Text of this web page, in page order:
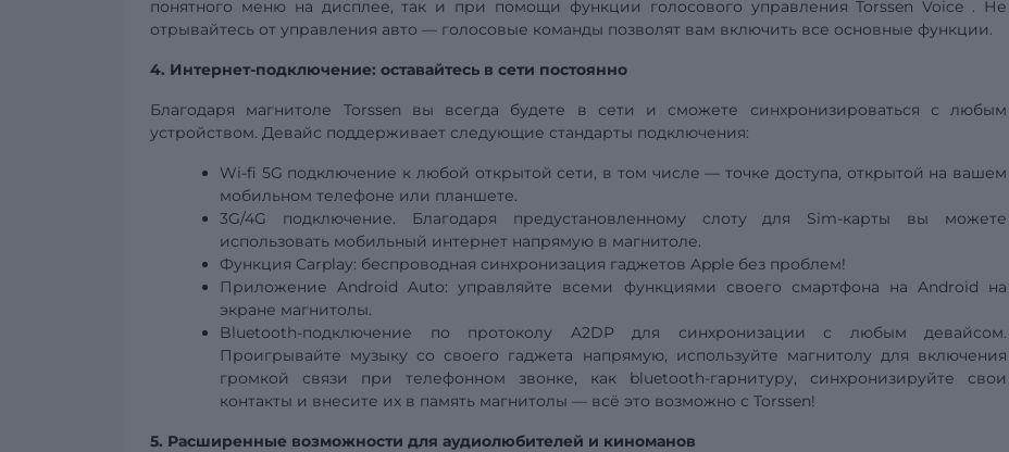
понятного меню на дисплее, так и при помощи функции голосового управленияTorssen Voice . Не
отрывайтесь от управления авто — голосовые команды позволят вам включить все основные функции.
4. Интернет-подключение: оставайтесь в сети постоянно
Благодаря магнитоле Torssen вы всегда будете в сети и сможете синхронизироваться с любым
устройством. Девайс поддерживает следующие стандарты подключения:
Wi-fi 5G подключение к любой открытой сети, в том числе — точке доступа, открытой на вашем
мобильном телефоне или планшете.
3G/4G подключение. Благодаря предустановленному слоту для Sim-карты вы можете
использовать мобильный интернет напрямую в магнитоле.
Функция Carplay: беспроводная синхронизация гаджетов Apple без проблем!
Приложение Android Auto: управляйте всеми функциями своего смартфона на Android на
экране магнитолы.
Bluetooth-подключение по протоколу A2DP для синхронизации с любым девайсом.
Проигрывайте музыку со своего гаджета напрямую, используйте магнитолу для включения
громкой связи при телефонном звонке, как bluetooth-гарнитуру, синхронизируйте свои
контакты и внесите их в память магнитолы — всё это возможно с Torssen!
5. Расширенные возможности для аудиолюбителей и киноманов